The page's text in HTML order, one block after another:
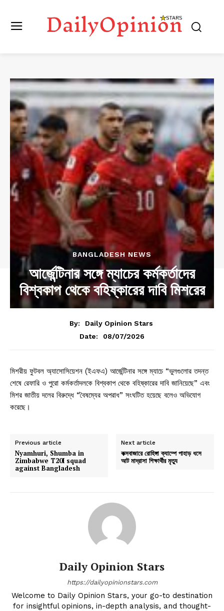
BANGLADESH NEWS
আর্জেন্টিনার সঙ্গে ম্যাচের কর্মকর্তাদের
বিশ্বকাপ থেকে বহিষ্কারের দাবি মিশরের
By:
Daily Opinion Stars
Date:
08/07/2026
মিশরীয় ফুটবল অ্যাসোসিয়েশন (ইএফএ) আর্জেন্টিনার সঙ্গে ম্যাচে “ভুলগুলোর তদন্ত
শেষে রেফারি ও পুরো কর্মকর্তাদলকে বিশ্বকাপ থেকে বহিষ্কারের দাবি জানিয়েছে” এবং
মিশর জাতীয় দলের বিরুদ্ধে “বৈষম্যের অপরাধ” সংঘটিত হয়েছে বলেও অভিযোগ
করেছে।
Previous article
Nyamhuri, Shumba in
Zimbabwe T20I squad
against Bangladesh
Next article
কক্সবাজারে রোহিঙ্গা ক্যাম্পে পাহাড় ধসে
আট মাদ্রাসা শিক্ষার্থীর মৃত্যু
Daily Opinion Stars
https://dailyopinionstars.com
Welcome to Daily Opinion Stars, your go-to destination
for insightful opinions, in-depth analysis, and thought-